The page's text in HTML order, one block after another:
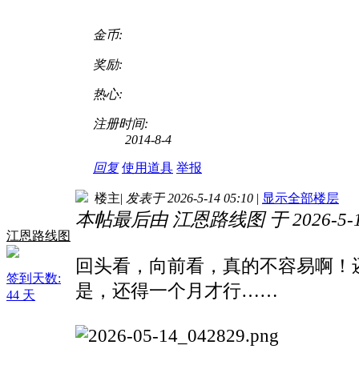
金币:
奖励:
热心:
注册时间:
2014-8-4
回复 使用道具 举报
江恩路线图
签到天数:
44 天
楼主| 发表于 2026-5-14 05:10 | 显示全部楼层
本帖最后由 江恩路线图 于 2026-5-
回头看，向前看，真的不容易啊
是，还得一个月才行……